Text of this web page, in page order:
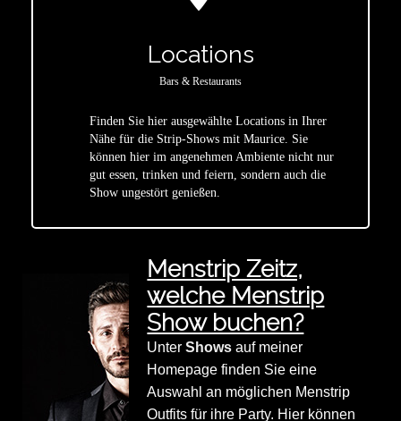
Locations
Bars & Restaurants
Finden Sie hier ausgewählte Locations in Ihrer
Nähe für die Strip-Shows mit Maurice. Sie
können hier im angenehmen Ambiente nicht nur
gut essen, trinken und feiern, sondern auch die
Show ungestört genießen.
Menstrip Zeitz,
welche Menstrip
Show buchen?
UnterShows auf meiner
Homepage finden Sie eine
Auswahl an möglichen Menstrip
Outfits für ihre Party. Hier können